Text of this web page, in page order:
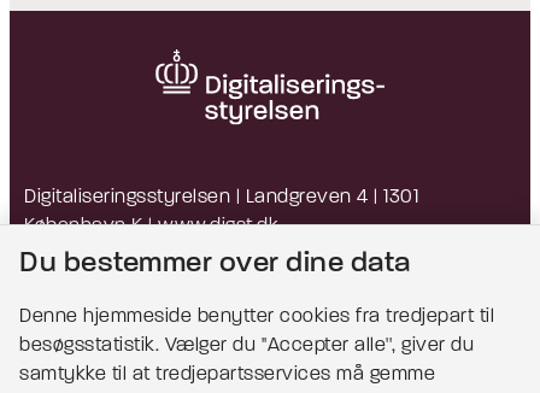
Digitaliseringsstyrelsen | Landgreven 4 | 1301
København K |www.digst.dk
EAN: 5798009814203 | CVR: 34051178
Bemærk!
Du bestemmer over dine data
Denne hjemmeside benytter cookies fra tredjepart til
besøgsstatistik. Vælger du ''Accepter alle'', giver du
samtykke til at tredjepartsservices må gemme